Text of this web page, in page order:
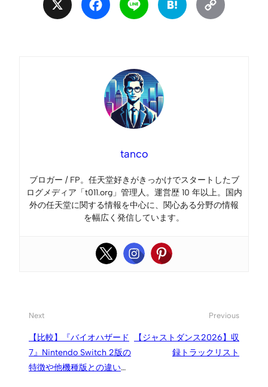
Facebook Line Hatena
tanco
ブロガー / FP。任天堂好きがきっかけでスタートしたブ
ログメディア「t011.org」管理人。運営歴 10 年以上。国内
外の任天堂に関する情報を中心に、関心ある分野の情報
を幅広く発信しています。
Next
【比較】『バイオハザード
7』Nintendo Switch 2版の
特徴や他機種版との違い、
Previous
【ジャストダンス2026】収
録トラックリスト